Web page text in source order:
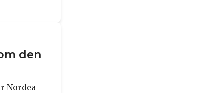
den
Nordea